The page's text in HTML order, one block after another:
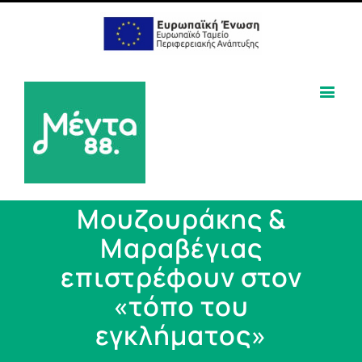
Μουζουράκης &
Μαραβέγιας
επιστρέφουν στον
«τόπο του
εγκλήματος»